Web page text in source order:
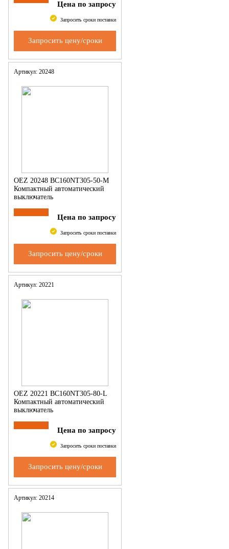
Цена по запросу
Запросить сроки поставки
Запросить цену/сроки
Артикул: 20248
OEZ 20248 BC160NT305-50-M
Компактный автоматический
выключатель
Цена по запросу
Запросить сроки поставки
Запросить цену/сроки
Артикул: 20221
OEZ 20221 BC160NT305-80-L
Компактный автоматический
выключатель
Цена по запросу
Запросить сроки поставки
Запросить цену/сроки
Артикул: 20214